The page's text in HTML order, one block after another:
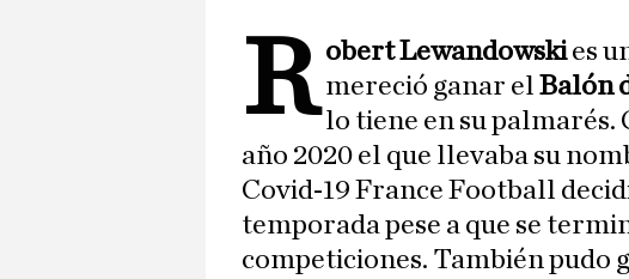
R obert Lewandowskies
mereció ganar elBalón
lo tiene en su
año 2020 el que llevaba su
Covid-19 France Football
temporada pese a que se
competiciones. También pudo